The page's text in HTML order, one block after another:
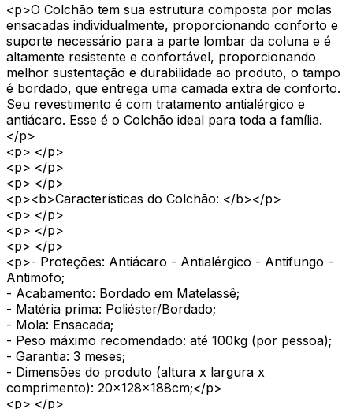
<p>O Colchão tem sua estrutura composta por molas
ensacadas individualmente, proporcionando conforto e
suporte necessário para a parte lombar da coluna e é
altamente resistente e confortável, proporcionando
melhor sustentação e durabilidade ao produto, o tampo
é bordado, que entrega uma camada extra de conforto.
Seu revestimento é com tratamento antialérgico e
antiácaro. Esse é o Colchão ideal para toda a família.
</p>
<p> </p>
<p> </p>
<p> </p>
<p><b>Características do Colchão: </b></p>
<p> </p>
<p> </p>
<p> </p>
<p>- Proteções: Antiácaro - Antialérgico - Antifungo -
Antimofo;
- Acabamento: Bordado em Matelassê;
- Matéria prima: Poliéster/Bordado;
- Mola: Ensacada;
- Peso máximo recomendado: até 100kg (por pessoa);
- Garantia: 3 meses;
- Dimensões do produto (altura x largura x
comprimento): 20x128x188cm;</p>
<p> </p>